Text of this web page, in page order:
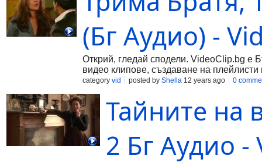
(Бг Аудио) -
Открий, гледай сподели. VideoClip.bg е
видео клипове, създаване на плейлисти
category vid posted by Shella 12 years ago 0
Тайните на
2 Бг Аудио